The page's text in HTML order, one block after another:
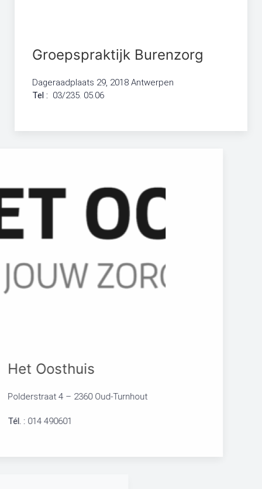
Groepspraktijk Burenzorg
Dageraadplaats 29, 2018 Antwerpen
Tel : 03/235. 05.06
Het Oosthuis
Polderstraat 4 – 2360 Oud-Turnhout
Tél. :014 490601